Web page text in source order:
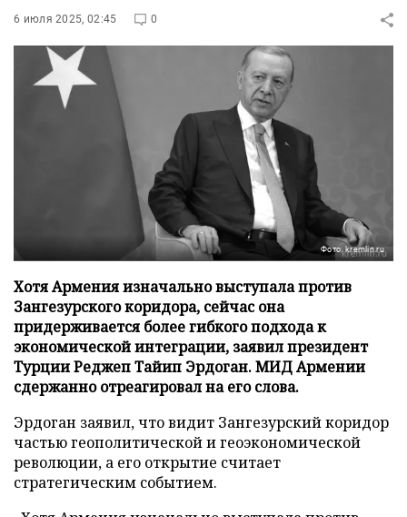
6 июля 2025, 02:45 0
Фото: kremlin.ru
Хотя Армения изначально выступала против
Зангезурского коридора, сейчас она
придерживается более гибкого подхода к
экономической интеграции, заявил президент
Турции Реджеп Тайип Эрдоган. МИД Армении
сдержанно отреагировал на его слова.
Эрдоган заявил, что видит Зангезурский коридор
частью геополитической и геоэкономической
революции, а его открытие считает
стратегическим событием.